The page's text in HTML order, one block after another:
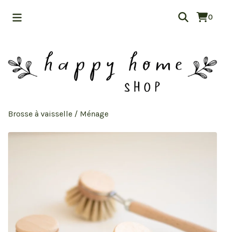
0
Brosse à vaisselle / Ménage